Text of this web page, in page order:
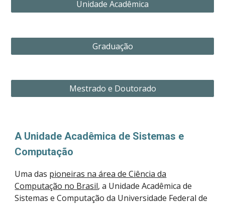
Unidade Acadêmica
Graduação
Mestrado e Doutorado
A Unidade Acadêmica de Sistemas e
Computação
Uma das pioneiras na área de Ciência da
Computação no Brasil, a Unidade Acadêmica de
Sistemas e Computação da Universidade Federal de